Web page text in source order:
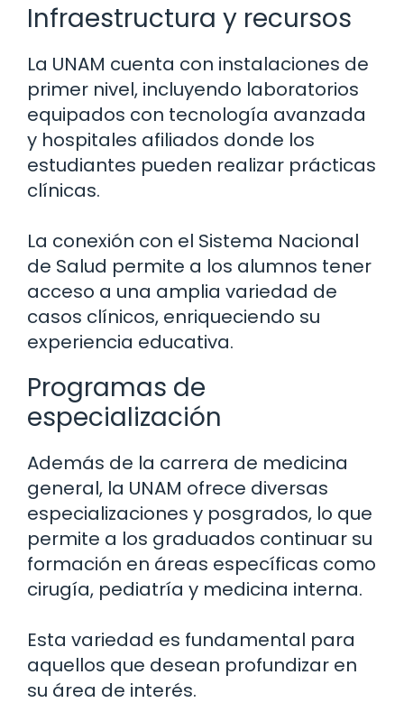
Infraestructura y recursos
La UNAM cuenta con instalaciones de
primer nivel, incluyendo laboratorios
equipados con tecnología avanzada
y hospitales afiliados donde los
estudiantes pueden realizar prácticas
clínicas.
La conexión con el Sistema Nacional
de Salud permite a los alumnos tener
acceso a una amplia variedad de
casos clínicos, enriqueciendo su
experiencia educativa.
Programas de
especialización
Además de la carrera de medicina
general, la UNAM ofrece diversas
especializaciones y posgrados, lo que
permite a los graduados continuar su
formación en áreas específicas como
cirugía, pediatría y medicina interna.
Esta variedad es fundamental para
aquellos que desean profundizar en
su área de interés.